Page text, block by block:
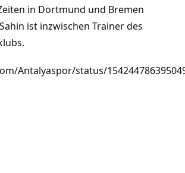
in Dortmund und Bremen
ist inzwischen Trainer des
Antalyaspor/status/